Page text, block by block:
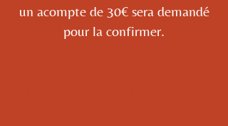
un acompte de 30€ sera demandé
pour la confirmer.